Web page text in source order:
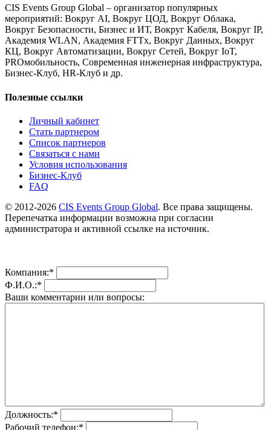
CIS Events Group Global – организатор популярных
мероприятий: Вокруг AI, Вокруг ЦОД, Вокруг Облака,
Вокруг Безопасности, Бизнес и ИТ, Вокруг Кабеля, Вокруг IP,
Академия WLAN, Академия FTTx, Вокруг Данных, Вокруг
КЦ, Вокруг Автоматизации, Вокруг Сетей, Вокруг IoT,
PROмобильность, Современная инженерная инфраструктура,
Бизнес-Клуб, HR-Клуб и др.
Полезные ссылки
Личный кабинет
Стать партнером
Список партнеров
Связаться с нами
Условия использования
Бизнес-Клуб
FAQ
© 2012-2026 CIS Events Group Global. Все права защищены.
Перепечатка информации возможна при согласии
администратора и активной ссылке на источник.
Компания:*
Ф.И.О.:*
Ваши комментарии или вопросы:
Должность:*
Рабочий телефон:*